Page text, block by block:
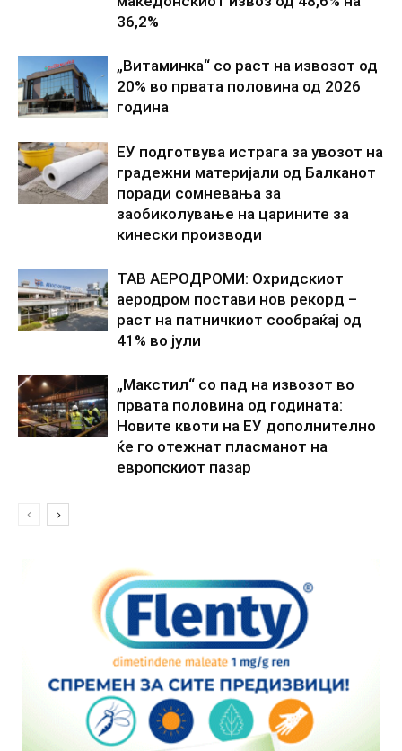
36,2%
„Витаминка“ со раст на извозот од
20% во првата половина од 2026
година
ЕУ подготвува истрага за увозот на
градежни материјали од Балканот
поради сомневања за
заобиколување на царините за
кинески производи
ТАВ АЕРОДРОМИ: Охридскиот
аеродром постави нов рекорд –
раст на патничкиот сообраќај од
41% во јули
„Макстил“ со пад на извозот во
првата половина од годината:
Новите квоти на ЕУ дополнително
ќе го отежнат пласманот на
европскиот пазар